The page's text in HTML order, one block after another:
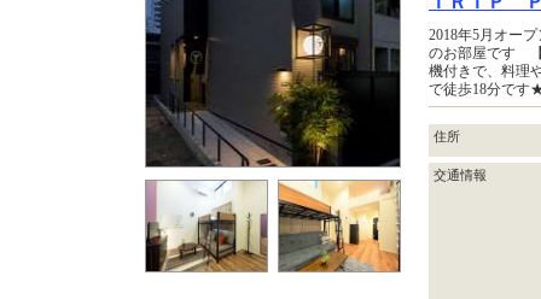
2018年5月オー
のお部屋です
機付きで、料理
で徒歩18分です
住所
交通情報